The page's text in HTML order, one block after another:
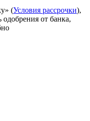
(Условия рассрочки),
от банка,